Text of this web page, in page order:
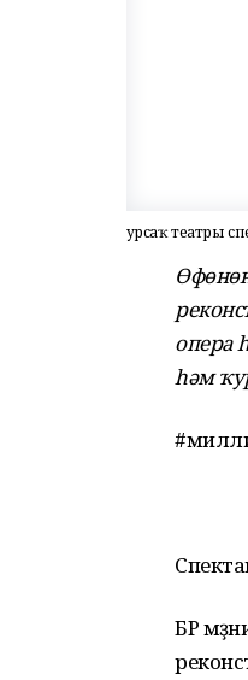
Ҡурсаҡ театры
опера
һәм
БР